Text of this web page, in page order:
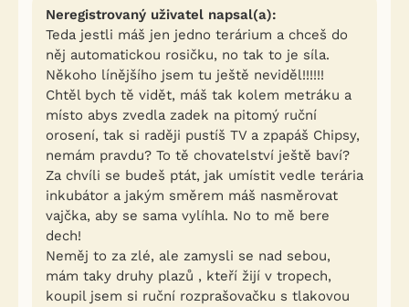
Neregistrovaný uživatel napsal(a):
Teda jestli máš jen jedno terárium a chceš do
něj automatickou rosičku, no tak to je síla.
Někoho línějšího jsem tu ještě neviděl!!!!!!
Chtěl bych tě vidět, máš tak kolem metráku a
místo abys zvedla zadek na pitomý ruční
orosení, tak si raději pustíš TV a zpapáš Chipsy,
nemám pravdu? To tě chovatelství ještě baví?
Za chvíli se budeš ptát, jak umístit vedle terária
inkubátor a jakým směrem máš nasměrovat
vajčka, aby se sama vylíhla. No to mě bere
dech!
Neměj to za zlé, ale zamysli se nad sebou,
mám taky druhy plazů , kteří žijí v tropech,
koupil jsem si ruční rozprašovačku s tlakovou